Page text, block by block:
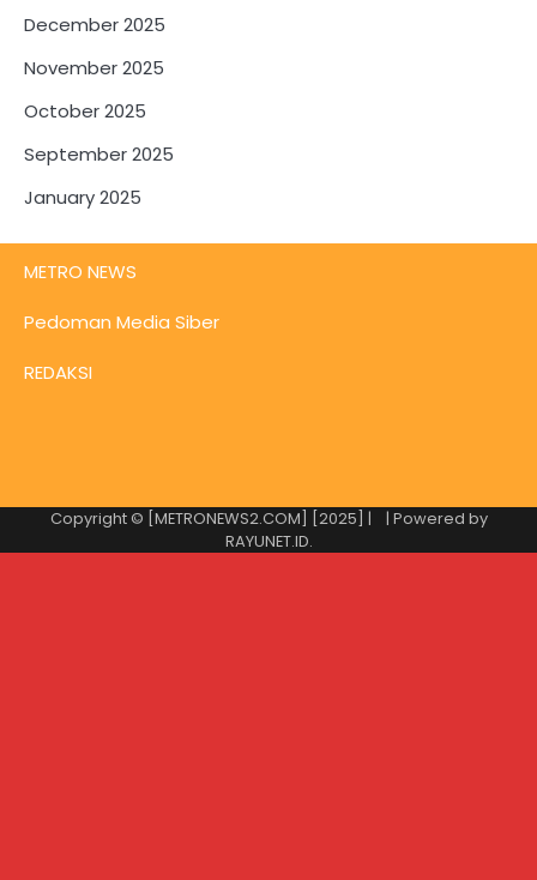
December 2025
November 2025
October 2025
September 2025
January 2025
METRO NEWS
Pedoman Media Siber
REDAKSI
Copyright © [METRONEWS2.COM] [2025] |
| Powered by
RAYUNET.ID.